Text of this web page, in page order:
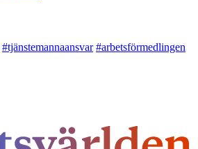
#tjänstemannaansvar #arbetsförmedlingen